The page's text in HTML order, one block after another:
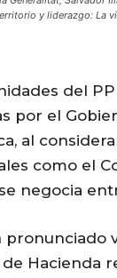
y liderazgo: La
del
por el
al
como el
negocia
pronunciado
Hacienda